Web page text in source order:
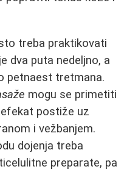
treba praktikovati
dva puta nedeljno, a
petnaest tretmana.
mogu se primetiti
postiže uz
i vežbanjem.
dojenja treba
preparate, pa